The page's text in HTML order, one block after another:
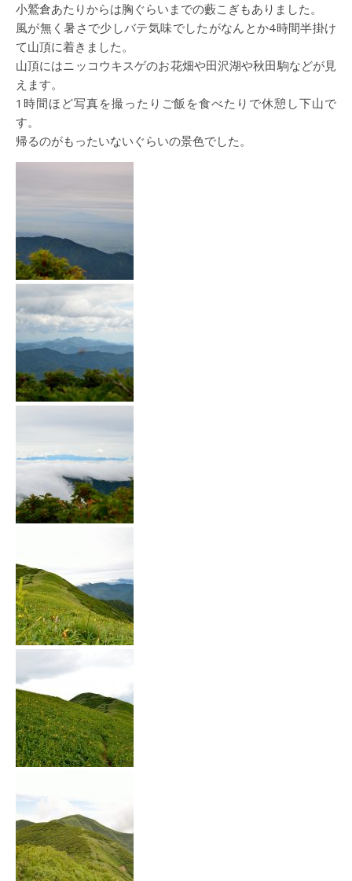
小鷲倉あたりからは胸ぐらいまでの藪こぎもありました。
風が無く暑さで少しバテ気味でしたがなんとか4時間半掛け
て山頂に着きました。
山頂にはニッコウキスゲのお花畑や田沢湖や秋田駒などが見
えます。
1時間ほど写真を撮ったりご飯を食べたりで休憩し下山で
す。
帰るのがもったいないぐらいの景色でした。